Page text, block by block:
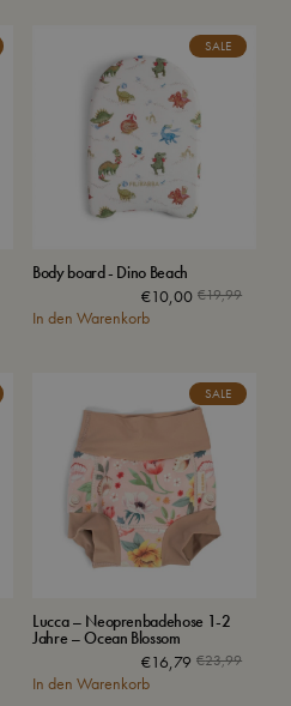
SALE
Body board - Dino Beach
€19,99
€10,00
In den Warenkorb
SALE
Lucca – Neoprenbadehose 1-2
Jahre – Ocean Blossom
€23,99
€16,79
In den Warenkorb